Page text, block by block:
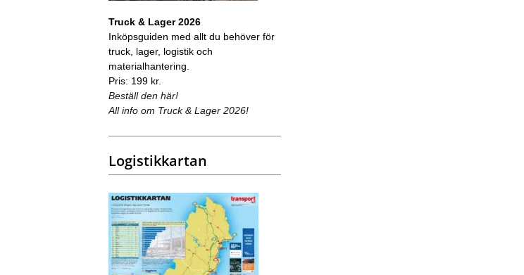
Truck & Lager 2026
Inköpsguiden med allt du behöver för
truck, lager, logistik och
materialhantering.
Pris: 199 kr.
Beställ den här!
All info om Truck & Lager 2026!
Logistikkartan